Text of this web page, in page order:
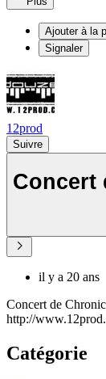
Ajouter à la
Signaler
12prod
Suivre
Concert
il y a 20 ans
Concert de
http://
Catégorie